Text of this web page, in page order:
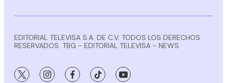
EDITORIAL TELEVISA S.A. DE C.V. TODOS LOS DERECHOS
RESERVADOS. TBG - EDITORIAL TELEVISA - NEWS
twitter instagramfacebooktiktok youtube